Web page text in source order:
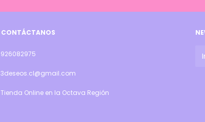
CONTÁCTANOS
926082975
3deseos.cl@gmail.com
Tienda Online en la Octava Región